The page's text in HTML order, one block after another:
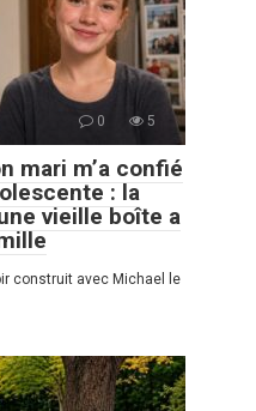
0 5
mari m’a confié
: la
vieille boîte a
construit avec Michael le